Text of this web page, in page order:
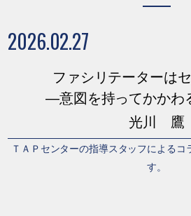
2026.02.27
ファシリテーターは
―意図を持ってかかわ
光川 鷹
ＴＡＰセンターの指導スタッフによるコ
す。